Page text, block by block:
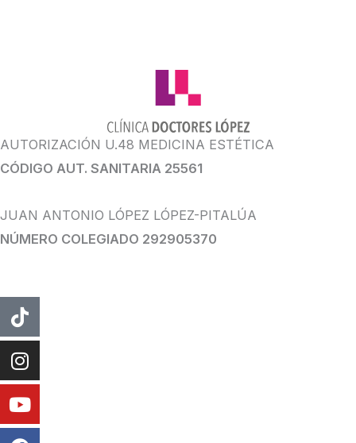
AUTORIZACIÓN U.48 MEDICINA ESTÉTICA
CÓDIGO AUT. SANITARIA 25561
JUAN ANTONIO LÓPEZ LÓPEZ-PITALÚA
NÚMERO COLEGIADO 292905370
Tiktok
Instagram
Youtube
Facebook
Whatsapp